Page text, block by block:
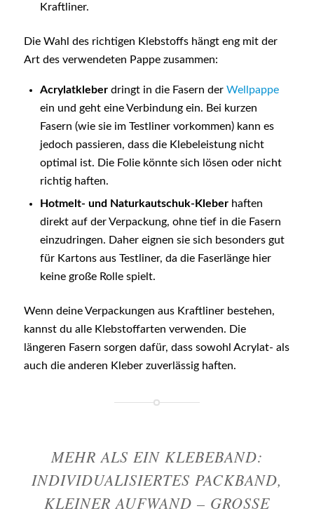
Kraftliner.
Die Wahl des richtigen Klebstoffs hängt eng mit der
Art des verwendeten Pappe zusammen:
Acrylatkleberdringt in die Fasern der Wellpappe
ein und geht eine Verbindung ein. Bei kurzen
Fasern (wie sie im Testliner vorkommen) kann es
jedoch passieren, dass die Klebeleistung nicht
optimal ist. Die Folie könnte sich lösen oder nicht
richtig haften.
Hotmelt- und Naturkautschuk-Kleberhaften
direkt auf der Verpackung, ohne tief in die Fasern
einzudringen. Daher eignen sie sich besonders gut
für Kartons aus Testliner, da die Faserlänge hier
keine große Rolle spielt.
Wenn deine Verpackungen aus Kraftliner bestehen,
kannst du alle Klebstoffarten verwenden. Die
längeren Fasern sorgen dafür, dass sowohl Acrylat- als
auch die anderen Kleber zuverlässig haften.
MEHR ALS EIN KLEBEBAND:
INDIVIDUALISIERTES PACKBAND,
KLEINER AUFWAND – GROSSE W